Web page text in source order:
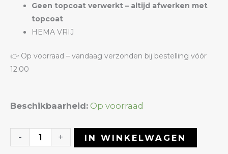
Geen topcoat verwerkt – altijd afwerken met
topcoat
HEMA VRIJ
👉 Op voorraad – vandaag verzonden bij bestelling vóór
12:00
Beschikbaarheid: Op voorraad
-
Liquid
Gel
+ IN WINKELWAGEN